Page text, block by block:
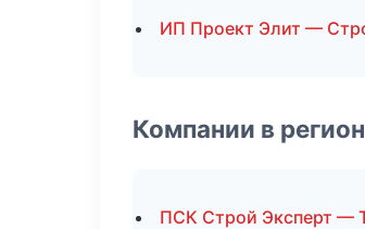
ИП Проект Элит —
Компании в
ПСК Строй Эксперт —